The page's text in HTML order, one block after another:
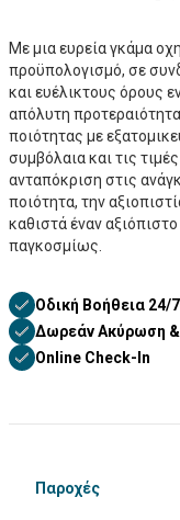
Με μια ευρεία γκάμα
προϋπολογισμό, σε
και ευέλικτους όρους
απόλυτη
ποιότητας με
συμβόλαια και τις
ανταπόκριση στις
ποιότητα, την
καθιστά έναν
παγκοσμίως.
Οδική Βοήθεια 24/7
Δωρεάν Ακύρωση
Online Check-In
Παροχές